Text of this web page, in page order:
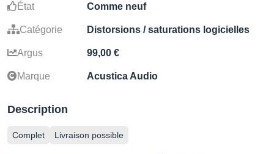
État Comme neuf
Catégorie Distorsions / saturations logicielles
Argus 99,00 €
Marque Acustica Audio
Description
Complet Livraison possible